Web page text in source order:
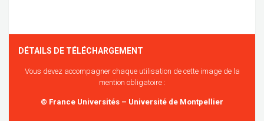
DÉTAILS DE TÉLÉCHARGEMENT
Vous devez accompagner chaque utilisation de cette image de la
mention obligatoire :
© France Universités – Université de Montpellier